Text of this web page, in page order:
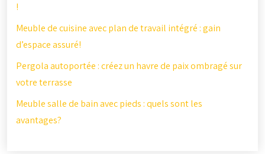
!
Meuble de cuisine avec plan de travail intégré : gain
d’espace assuré!
Pergola autoportée : créez un havre de paix ombragé sur
votre terrasse
Meuble salle de bain avec pieds : quels sont les
avantages?